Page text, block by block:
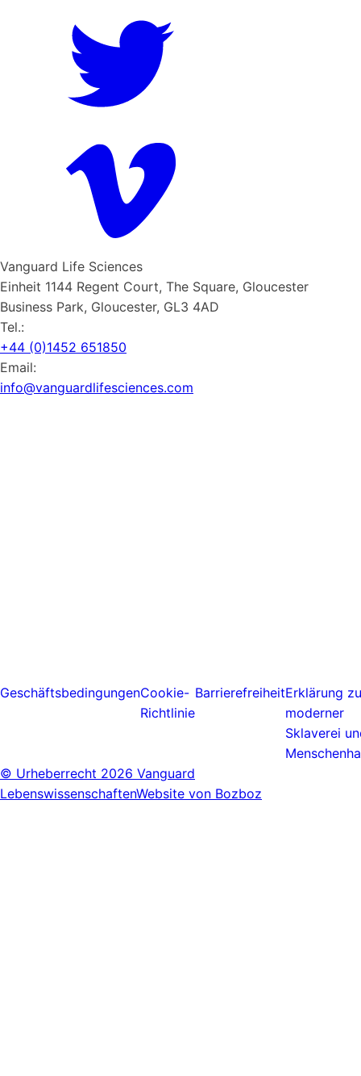
Vanguard Life Sciences
Einheit 1144 Regent Court, The Square, Gloucester
Business Park, Gloucester, GL3 4AD
Tel.:
+44 (0)1452 651850
Email:
info@vanguardlifesciences.com
GeschäftsbedingungenCookie-
Richtlinie
BarrierefreiheitErklärung zu
moderner
Sklaverei
© Urheberrecht 2026 Vanguard
LebenswissenschaftenWebsite von Bozboz